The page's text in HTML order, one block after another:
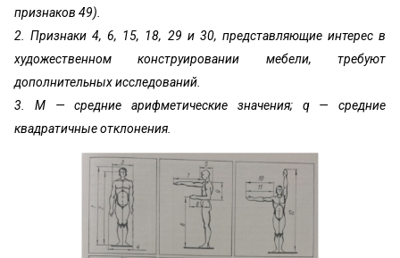
признаков 49).
2. Признаки 4, 6, 15, 18, 29 и 30, представляющие интерес в
художественном конструировании мебели, требуют
дополнительных исследований.
3. М — средние арифметические значения; q — средние
квадратичные отклонения.